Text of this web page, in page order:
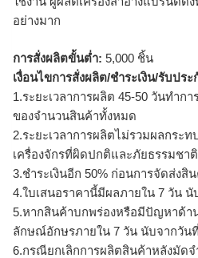
อย่างมาก
การสั่งผลิตขั้นต่ำ: 5,000 ชิ้น
เงื่อนไขการสั่งผลิต/ชำระเงิน/รับปร
1.ระยะเวลาการผลิต 45-50 วันทำก
ของจำนวนสินค้าทั้งหมด
2.ระยะเวลาการผลิตไม่รวมผลกระ
เครื่องจักรที่ผิดปกติและภัยธรรมชาติ
3.ชำระเงินอีก 50% ก่อนการจัดส่งสิ
4.ใบเสนอราคานี้มีผลภายใน 7 วัน
5.หากสินค้าบกพร่องหรือมีปัญหาด้า
ลักษณ์อักษรภายใน 7 วัน นับจากวัน
6.กรณียกเลิกการผลิตสินค้าหลังมัด